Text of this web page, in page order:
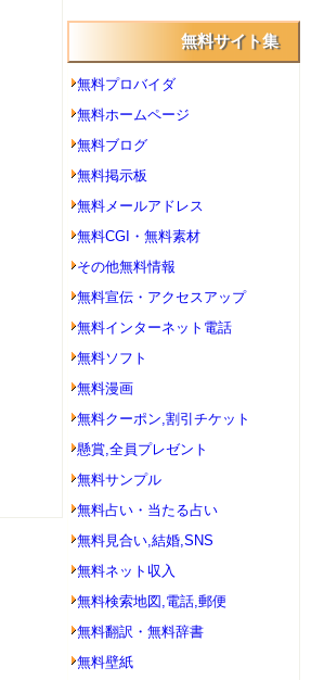
無料サイト集
無料プロバイダ
無料ホームページ
無料ブログ
無料掲示板
無料メールアドレス
無料CGI・無料素材
その他無料情報
無料宣伝・アクセスアップ
無料インターネット電話
無料ソフト
無料漫画
無料クーポン,割引チケット
懸賞,全員プレゼント
無料サンプル
無料占い・当たる占い
無料見合い,結婚,SNS
無料ネット収入
無料検索地図,電話,郵便
無料翻訳・無料辞書
無料壁紙